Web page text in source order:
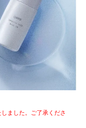
ました。ご了承くださ